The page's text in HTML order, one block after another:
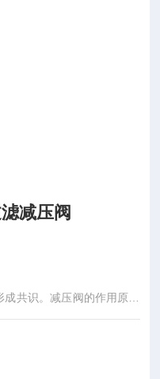
减压阀
共识。减压阀的作用原理
压，水压降的范围由连接
进出口端减压比与进出口
平稳无振动；阀体内无弹